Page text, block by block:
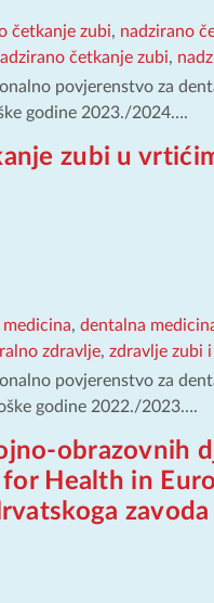
četkanje zubi, nadzirano
četkanje zubi,
povjerenstvo za
godine 2023./2024….
zubi u
, dentalna
zdravlje, zdravlje zubi
povjerenstvo za
godine 2022./2023….
obrazovnih
Health in